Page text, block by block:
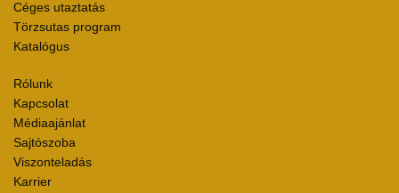
Céges utaztatás
Törzsutas program
Katalógus
Rólunk
Kapcsolat
Médiaajánlat
Sajtószoba
Viszonteladás
Karrier